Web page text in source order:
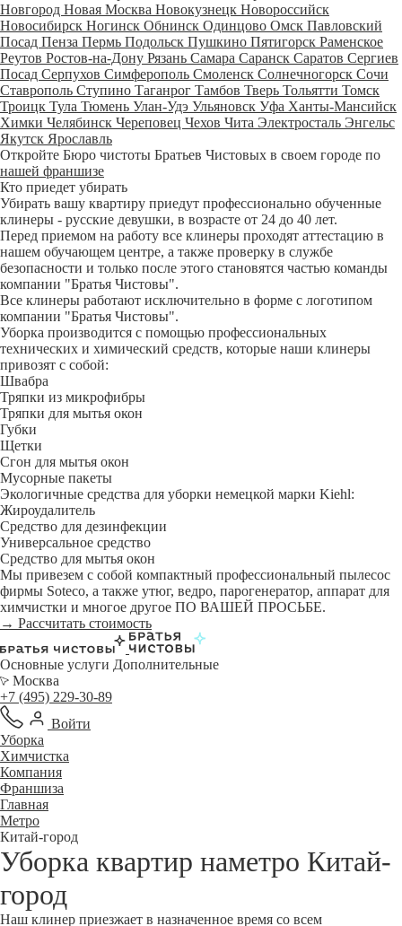
Новгород Новая Москва Новокузнецк Новороссийск
Новосибирск Ногинск Обнинск Одинцово Омск Павловский
Посад Пенза Пермь Подольск Пушкино Пятигорск Раменское
Реутов Ростов-на-Дону Рязань Самара Саранск Саратов Сергиев
Посад Серпухов Симферополь Смоленск Солнечногорск Сочи
Ставрополь Ступино Таганрог Тамбов Тверь Тольятти Томск
Троицк Тула Тюмень Улан-Удэ Ульяновск Уфа Ханты-Мансийск
Химки Челябинск Череповец Чехов Чита Электросталь Энгельс
Якутск Ярославль
Откройте Бюро чистоты Братьев Чистовых в своем городе по
нашей франшизе
Кто приедет убирать
Убирать вашу квартиру приедут профессионально обученные
клинеры - русские девушки, в возрасте от 24 до 40 лет.
Перед приемом на работу все клинеры проходят аттестацию в
нашем обучающем центре, а также проверку в службе
безопасности и только после этого становятся частью команды
компании "Братья Чистовы".
Все клинеры работают исключительно в форме с логотипом
компании "Братья Чистовы".
Уборка производится с помощью профессиональных
технических и химический средств, которые наши клинеры
привозят с собой:
Швабра
Тряпки из микрофибры
Тряпки для мытья окон
Губки
Щетки
Сгон для мытья окон
Мусорные пакеты
Экологичные средства для уборки немецкой марки Kiehl:
Жироудалитель
Средство для дезинфекции
Универсальное средство
Средство для мытья окон
Мы привезем с собой компактный профессиональный пылесос
фирмы Soteco, а также утюг, ведро, парогенератор, аппарат для
химчистки и многое другое ПО ВАШЕЙ ПРОСЬБЕ.
→ Рассчитать стоимость
Основные услуги Дополнительные
Москва
+7 (495) 229-30-89
Войти
Уборка
Химчистка
Компания
Франшиза
Главная
Метро
Китай-город
Уборка квартир наметро Китай-
город
Наш клинер приезжает в назначенное время со всем